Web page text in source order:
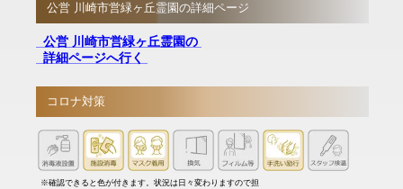
公営 川崎市営緑ヶ丘霊園の詳細ページ
公営 川崎市営緑ヶ丘霊園の
詳細ページへ行く
コロナ対策
※確認できると色が付きます。状況は日々変わりますので担